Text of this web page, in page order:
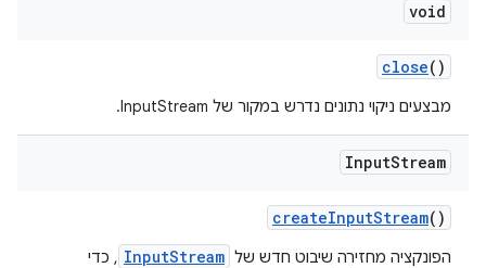
void
close()
מבצעים ניקוי נתונים נדרש במקור של InputStream.
InputStream
createInputStream()
הפונקציה מחזירה שיבוט חדש של InputStream , כדי